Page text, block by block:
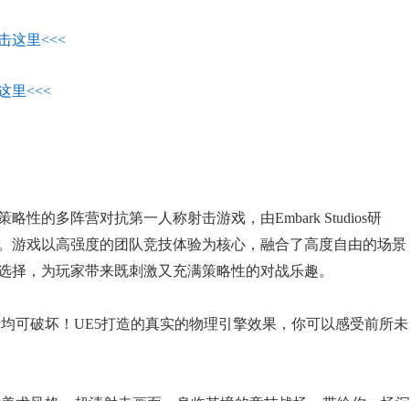
这里<<<
里<<<
略性的多阵营对抗第一人称射击游戏，由Embark Studios研
游戏以高强度的团队竞技体验为核心，融合了高度自由的场景
择，为玩家带来既刺激又充满策略性的对战乐趣。
可破坏！UE5打造的真实的物理引擎效果，你可以感受前所未